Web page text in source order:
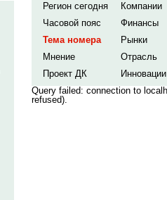
Регион сегодня
Компании
Часовой пояс
Финансы
Тема номера
Рынки
Мнение
Отрасль
Проект ДК
Инновации
Query failed: connection to
refused).